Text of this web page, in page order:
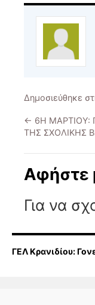
Δημοσιεύθηκε
← 6Η ΜΑΡΤΙΟΥ:
ΤΗΣ ΣΧΟΛΙΚΗΣ
Αφήστε
Για να
ΓΕΛ Κρανιδίου: